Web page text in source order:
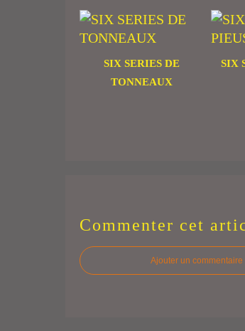
SIX SERIES DE
TONNEAUX
SIX
Commenter cet
Ajouter un commentaire